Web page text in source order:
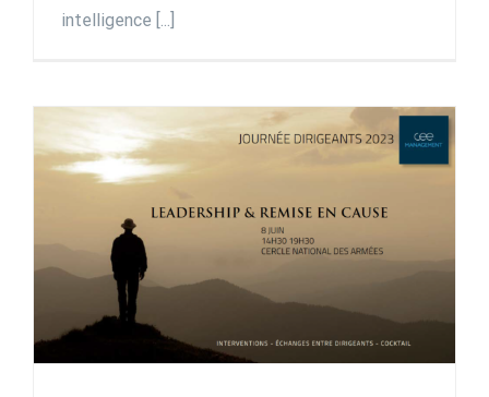
intelligence [...]